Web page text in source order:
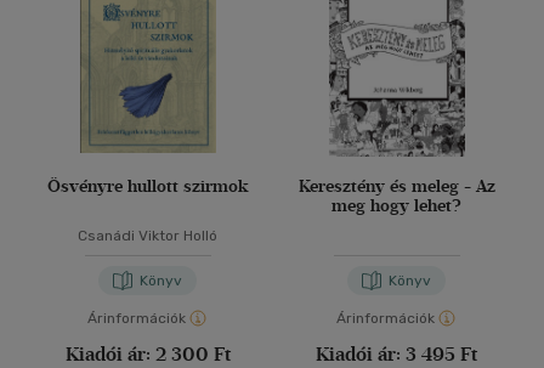
Ösvényre hullott szirmok
Csanádi Viktor Holló
Könyv
Árinformációk
Kiadói ár: 2 300 Ft
Keresztény és meleg - Az
meg hogy lehet?
Könyv
Árinformációk
Kiadói ár: 3 495 Ft